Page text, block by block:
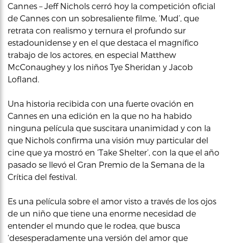
Cannes – Jeff Nichols cerró hoy la competición oficial
de Cannes con un sobresaliente filme, ‘Mud’, que
retrata con realismo y ternura el profundo sur
estadounidense y en el que destaca el magnífico
trabajo de los actores, en especial Matthew
McConaughey y los niños Tye Sheridan y Jacob
Lofland.
Una historia recibida con una fuerte ovación en
Cannes en una edición en la que no ha habido
ninguna película que suscitara unanimidad y con la
que Nichols confirma una visión muy particular del
cine que ya mostró en ‘Take Shelter’, con la que el año
pasado se llevó el Gran Premio de la Semana de la
Crítica del festival.
Es una película sobre el amor visto a través de los ojos
de un niño que tiene una enorme necesidad de
entender el mundo que le rodea, que busca
‘desesperadamente una versión del amor que